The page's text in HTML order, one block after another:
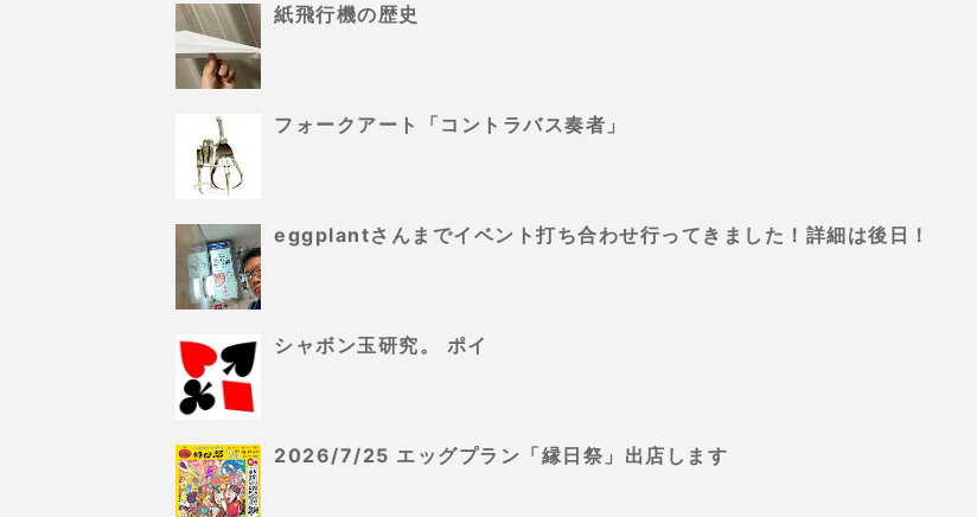
紙飛行機の歴史
フォークアート「コントラバス奏者」
eggplantさんまでイベント打ち合わせ行ってきました！詳細は後日！
シャボン玉研究。 ポイ
2026/7/25 エッグプラン「縁日祭」出店します